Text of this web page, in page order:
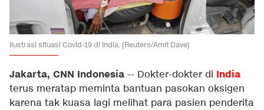
Ilustrasi situasi Covid-19 di India. (Reuters/Amit Dave)
Jakarta, CNN Indonesia -- Dokter-dokter di India
terus meratap meminta bantuan pasokan oksigen
karena tak kuasa lagi melihat para pasien penderita